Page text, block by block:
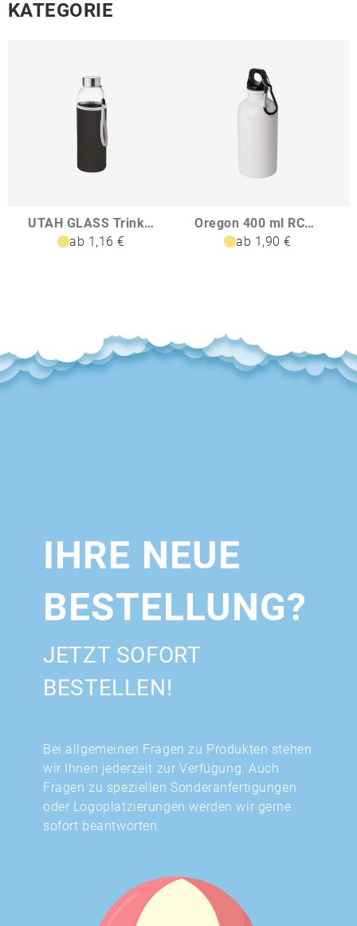
KATEGORIE
UTAH GLASS Trinkflasche Glas 500 ml
ab 1,16 €
Oregon 400 ml RCS-zertifizierte einwandige Trinkflasche aus Edelstahl mit Karabinerhaken
ab 1,90 €
IHRE NEUE
BESTELLUNG?
JETZT SOFORT
BESTELLEN!
Bei allgemeinen Fragen zu Produkten stehen
wir Ihnen jederzeit zur Verfügung. Auch
Fragen zu speziellen Sonderanfertigungen
oder Logoplatzierungen werden wir gerne
sofort beantworten.